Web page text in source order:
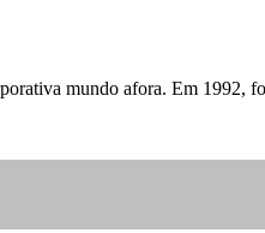
mundo afora. Em 1992,